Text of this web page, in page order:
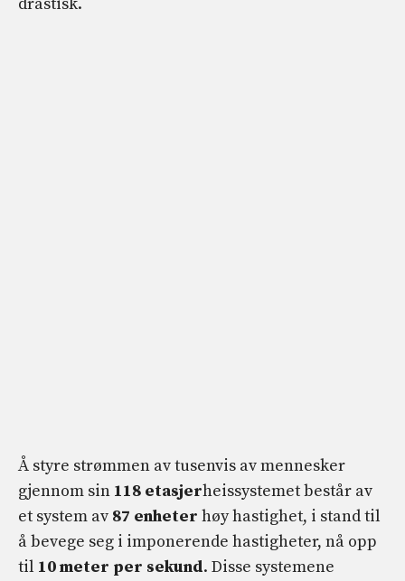
Å styre strømmen av tusenvis av mennesker
gjennom sin 118 etasjerheissystemet består av
et system av 87 enheter høy hastighet, i stand til
å bevege seg i imponerende hastigheter, nå opp
til 10 meter per sekund. Disse systemene